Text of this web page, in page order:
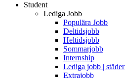
Student
Lediga Jobb
Populära Jobb
Deltidsjobb
Heltidsjobb
Sommarjobb
Internship
Lediga jobb | städer
Extrajobb